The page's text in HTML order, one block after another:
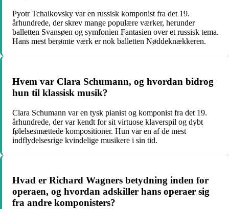
Pyotr Tchaikovsky var en russisk komponist fra det 19.
århundrede, der skrev mange populære værker, herunder
balletten Svansøen og symfonien Fantasien over et russisk tema.
Hans mest berømte værk er nok balletten Nøddeknækkeren.
Hvem var Clara Schumann, og hvordan bidrog
hun til klassisk musik?
Clara Schumann var en tysk pianist og komponist fra det 19.
århundrede, der var kendt for sit virtuose klaverspil og dybt
følelsesmættede kompositioner. Hun var en af de mest
indflydelsesrige kvindelige musikere i sin tid.
Hvad er Richard Wagners betydning inden for
operaen, og hvordan adskiller hans operaer sig
fra andre komponisters?